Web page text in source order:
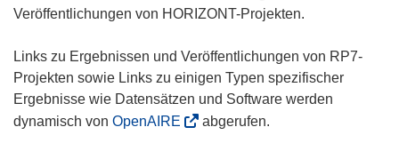
Veröffentlichungen von HORIZONT-Projekten.
Links zu Ergebnissen und Veröffentlichungen von RP7-
Projekten sowie Links zu einigen Typen spezifischer
Ergebnisse wie Datensätzen und Software werden
dynamisch von OpenAIRE abgerufen.